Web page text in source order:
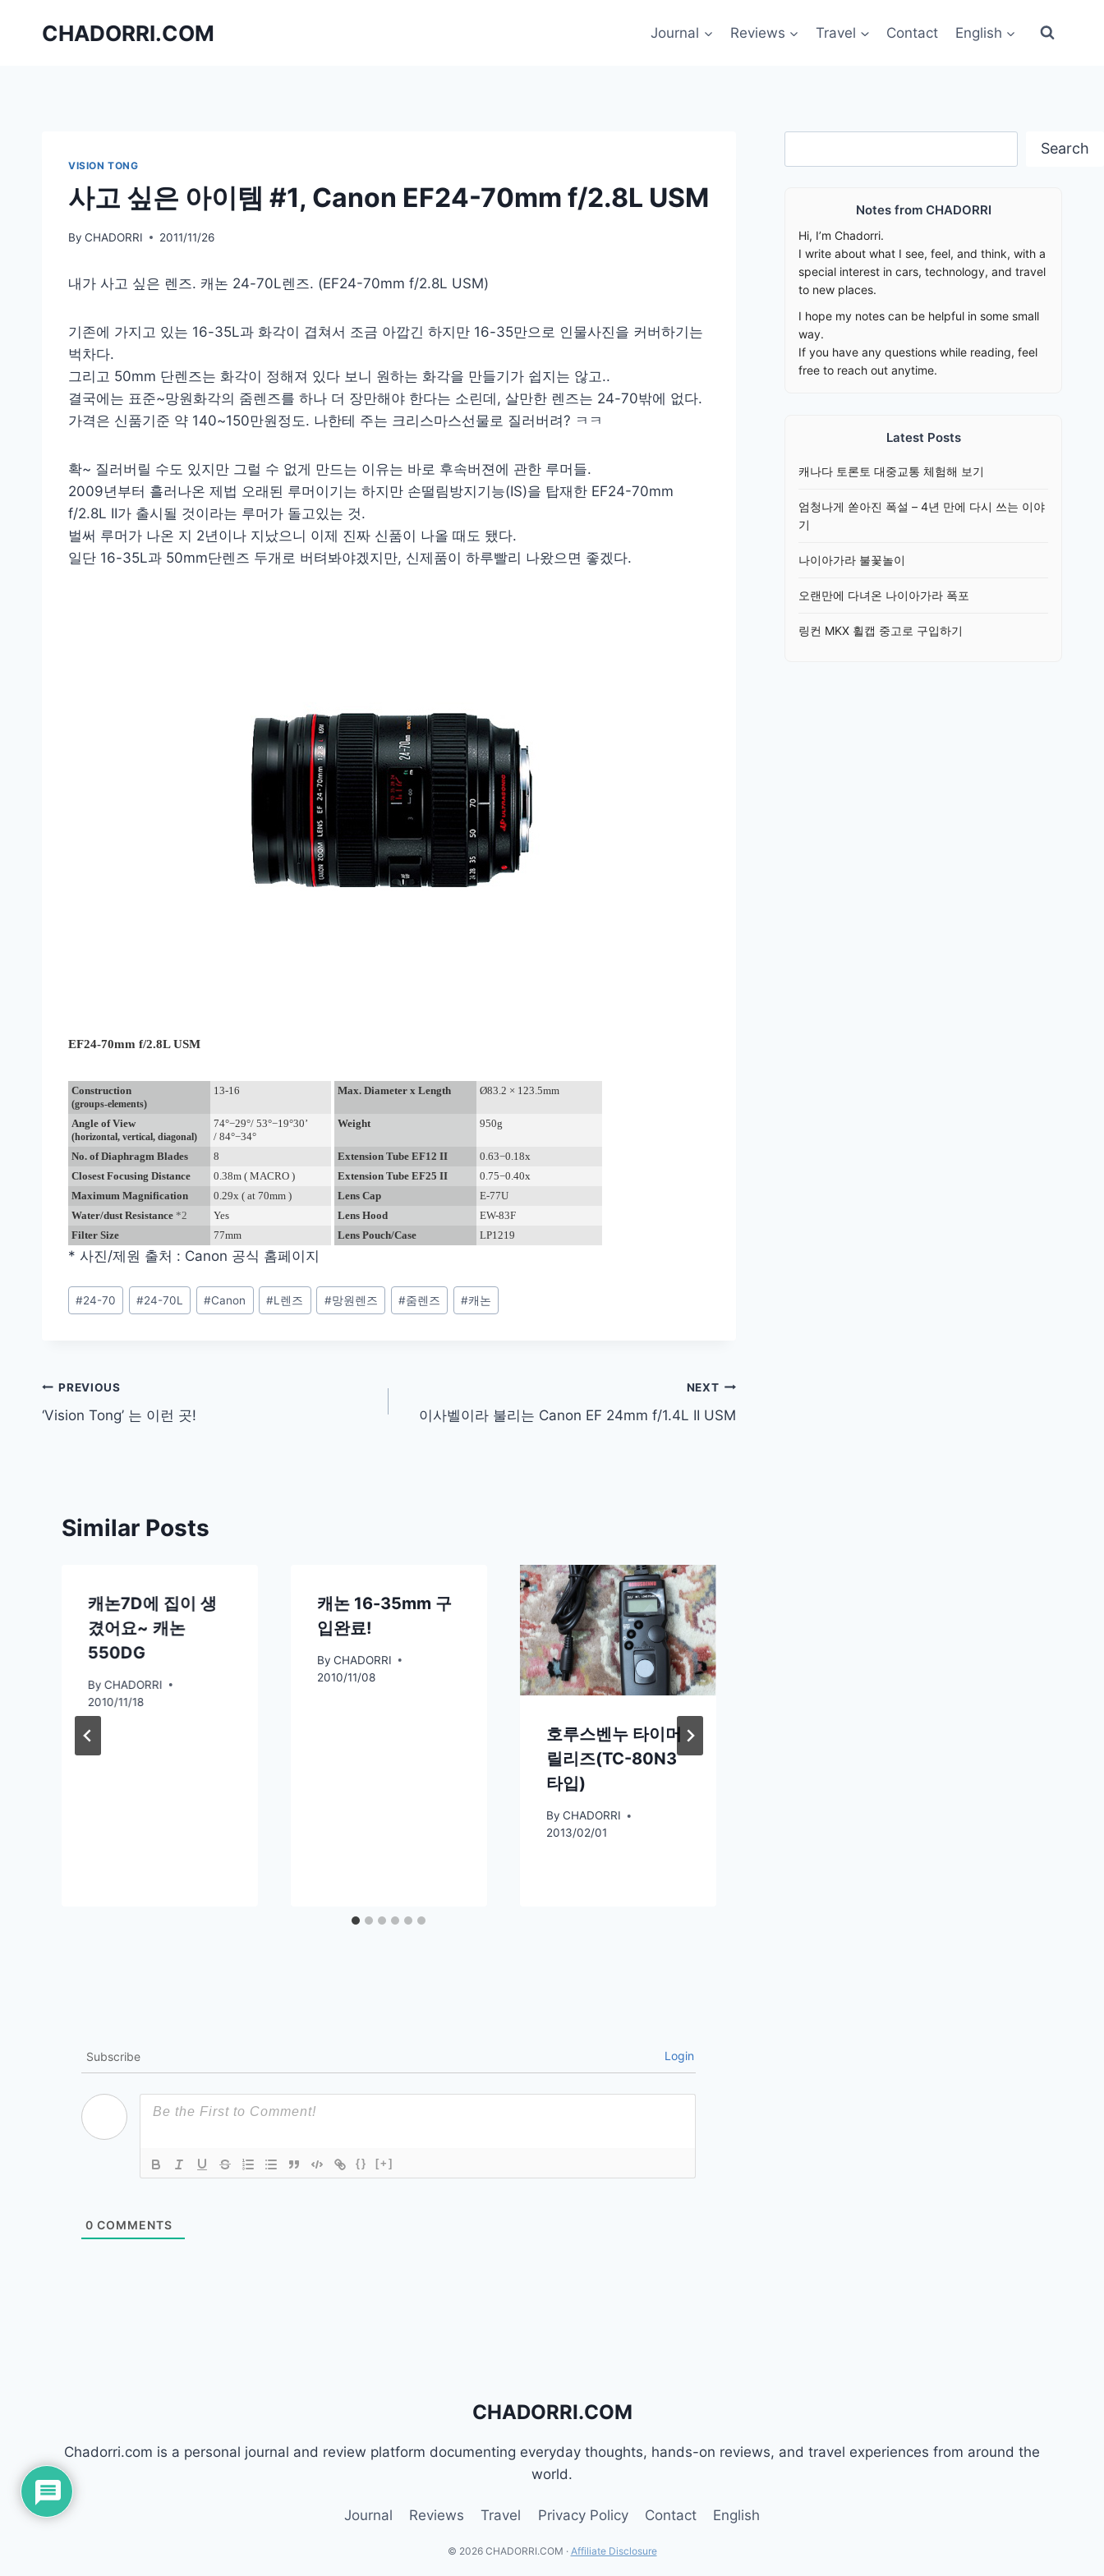
CHADORRI.COM Journal Reviews Travel Contact English
VISION TONG
사고 싶은 아이템 #1, Canon EF24-70mm f/2.8L USM
By CHADORRI 2011/11/26
내가 사고 싶은 렌즈. 캐논 24-70L렌즈. (EF24-70mm f/2.8L USM)
기존에 가지고 있는 16-35L과 화각이 겹쳐서 조금 아깝긴 하지만 16-35만으로 인물사진을 커버하기는
벅차다.
그리고 50mm 단렌즈는 화각이 정해져 있다 보니 원하는 화각을 만들기가 쉽지는 않고..
결국에는 표준~망원화각의 줌렌즈를 하나 더 장만해야 한다는 소린데, 살만한 렌즈는 24-70밖에 없다.
가격은 신품기준 약 140~150만원정도. 나한테 주는 크리스마스선물로 질러버려? ㅋㅋ
확~ 질러버릴 수도 있지만 그럴 수 없게 만드는 이유는 바로 후속버젼에 관한 루머들.
2009년부터 흘러나온 제법 오래된 루머이기는 하지만 손떨림방지기능(IS)을 탑재한 EF24-70mm
f/2.8L II가 출시될 것이라는 루머가 돌고있는 것.
벌써 루머가 나온 지 2년이나 지났으니 이제 진짜 신품이 나올 때도 됐다.
일단 16-35L과 50mm단렌즈 두개로 버텨봐야겠지만, 신제품이 하루빨리 나왔으면 좋겠다.
EF24-70mm f/2.8L USM
Construction
(groups-elements)
13-16 Max. Diameter x Length Ø83.2 × 123.5mm
Angle of View
(horizontal, vertical, diagonal)
74°−29°/ 53°−19°30’
/ 84°−34°
Weight 950g
No. of Diaphragm Blades 8 Extension Tube EF12 II
0.63−0.18x
Closest Focusing Distance
0.38m ( MACRO ) Extension Tube EF25 II
0.75−0.40x
Maximum Magnification
0.29x ( at 70mm ) Lens Cap
E-77U
Water/dust Resistance *2 Yes Lens Hood
EW-83F
Filter Size
77mm Lens Pouch/Case LP1219
* 사진/제원 출처 : Canon 공식 홈페이지
Post
Tags:
#24-70 #24-70L #Canon #L렌즈 #망원렌즈 #줌렌즈 #캐논
Post
navigation
PREVIOUS
‘Vision Tong’ 는 이런 곳!
NEXT
이사벨이라 불리는 Canon EF 24mm f/1.4L II USM
Similar Posts
캐논7D에 집이 생
겼어요~ 캐논
550DG
By CHADORRI
2010/11/18
캐논 16-35mm 구
입완료!
By CHADORRI
2010/11/08
호루스벤누 타이머
릴리즈(TC-80N3
타입)
By CHADORRI
2013/02/01
Subscribe Login
{} [+]
0 COMMENTS
Search
Notes from CHADORRI
Hi, I’m Chadorri.
I write about what I see, feel, and think, with a
special interest in cars, technology, and travel
to new places.
I hope my notes can be helpful in some small
way.
If you have any questions while reading, feel
free to reach out anytime.
Latest Posts
캐나다 토론토 대중교통 체험해 보기
엄청나게 쏟아진 폭설 – 4년 만에 다시 쓰는 이야
기
나이아가라 불꽃놀이
오랜만에 다녀온 나이아가라 폭포
링컨 MKX 휠캡 중고로 구입하기
CHADORRI.COM
Chadorri.com is a personal journal and review platform documenting everyday thoughts, hands-on reviews, and travel experiences from around the
world.
Journal Reviews Travel Privacy Policy Contact English
© 2026 CHADORRI.COM · Affiliate Disclosure